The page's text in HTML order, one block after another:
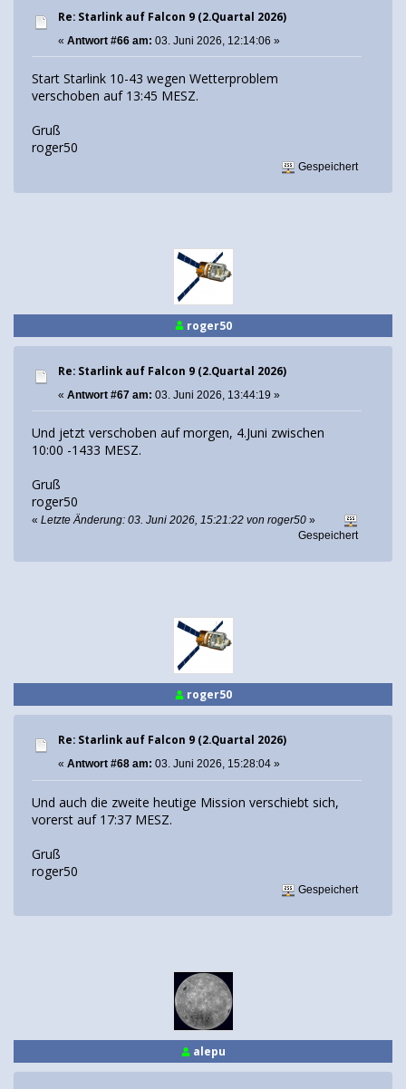
Re: Starlink auf Falcon 9 (2.Quartal 2026)
« Antwort #66 am: 03. Juni 2026, 12:14:06 »
Start Starlink 10-43 wegen Wetterproblem
verschoben auf 13:45 MESZ.
Gruß
roger50
Gespeichert
roger50
Re: Starlink auf Falcon 9 (2.Quartal 2026)
« Antwort #67 am: 03. Juni 2026, 13:44:19 »
Und jetzt verschoben auf morgen, 4.Juni zwischen
10:00 -1433 MESZ.
Gruß
roger50
« Letzte Änderung: 03. Juni 2026, 15:21:22 von roger50 »
Gespeichert
roger50
Re: Starlink auf Falcon 9 (2.Quartal 2026)
« Antwort #68 am: 03. Juni 2026, 15:28:04 »
Und auch die zweite heutige Mission verschiebt sich,
vorerst auf 17:37 MESZ.
Gruß
roger50
Gespeichert
alepu